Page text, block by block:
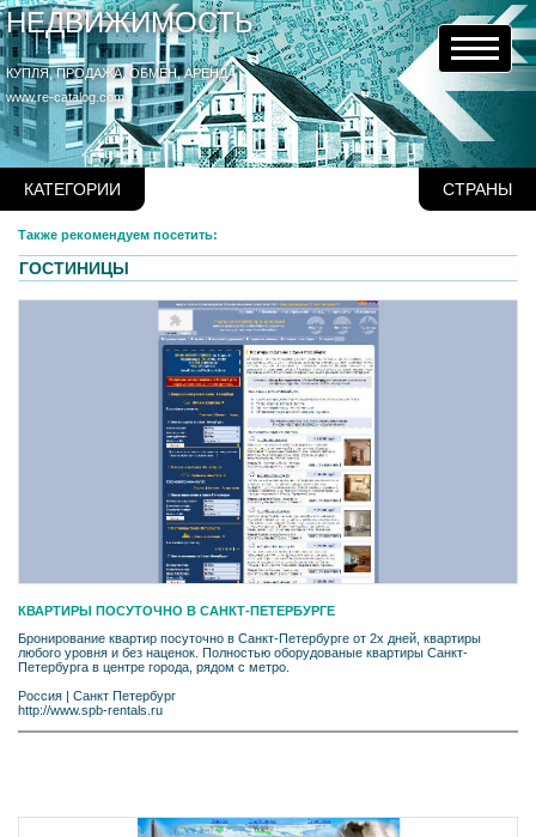
НЕДВИЖИМОСТЬ
КУПЛЯ, ПРОДАЖА, ОБМЕН, АРЕНДА
www.re-catalog.com
КАТЕГОРИИ СТРАНЫ
Также рекомендуем посетить:
ГОСТИНИЦЫ
КВАРТИРЫ ПОСУТОЧНО В САНКТ-ПЕТЕРБУРГЕ
Бронирование квартир посуточно в Санкт-Петербурге от 2х дней, квартиры
любого уровня и без наценок. Полностью оборудованые квартиры Санкт-
Петербурга в центре города, рядом с метро.
Россия
Санкт Петербург
http://www.spb-rentals.ru